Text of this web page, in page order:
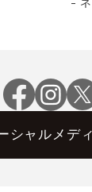
シャルメデ